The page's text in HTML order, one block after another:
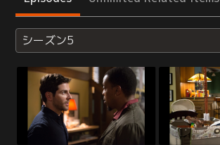
シーズン5